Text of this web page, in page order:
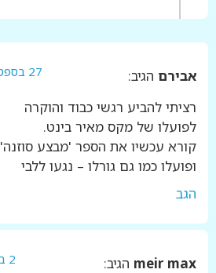
אבירם הגיב: 27 בספטמבר 2020 בשעה 2:02
רציתי להביע רגשי כבוד והוקרה
לפועלו של מקס מאיר בינט.
קורא עכשיו את הספר 'מבצע סוזנה'
ופועלו כמו גם גורלו – נגעו ללבי
הגב
meir max הגיב: 2 בינואר 2019 בשעה 0:30